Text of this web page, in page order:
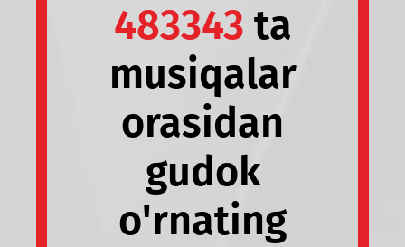
483343 ta
musiqalar
orasidan
gudok
o'rnating